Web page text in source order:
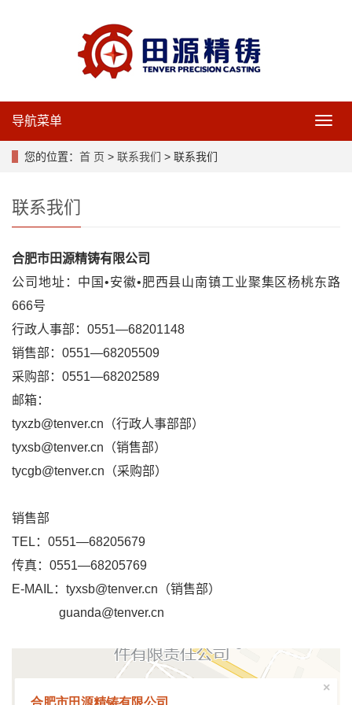
导
导航菜单
您的位置： 首 页 > 联系我们 > 联系我们
联系我们
合肥市田源精铸有限公司
公司地址：中国•安徽•肥西县山南镇工业聚集区杨桃东路
666号
行政人事部：0551—68201148
销售部：0551—68205509
采购部：0551—68202589
邮箱：
tyxzb@tenver.cn（行政人事部部）
tyxsb@tenver.cn（销售部）
tycgb@tenver.cn（采购部）
销售部
TEL：0551—68205679
传真：0551—68205769
E-MAIL ： tyxsb@tenver.cn（销售部）
guanda@tenver.cn